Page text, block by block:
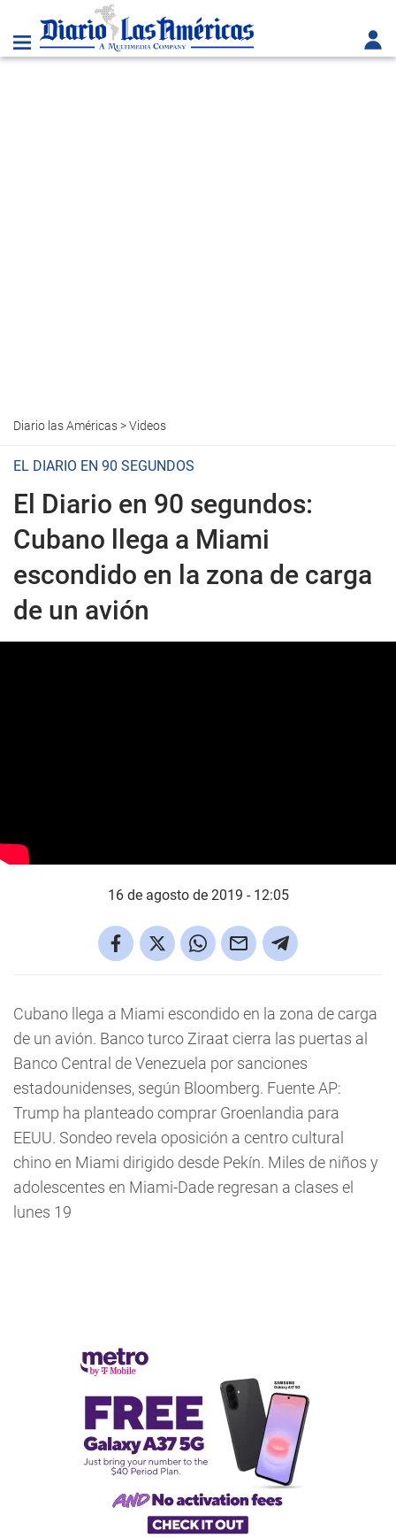
Diario las Américas>Videos
EL DIARIO EN 90 SEGUNDOS
El Diario en 90 segundos:
Cubano llega a Miami
escondido en la zona de carga
de un avión
16 de agosto de 2019 - 12:05
Cubano llega a Miami escondido en la zona de carga
de un avión. Banco turco Ziraat cierra las puertas al
Banco Central de Venezuela por sanciones
estadounidenses, según Bloomberg. Fuente AP:
Trump ha planteado comprar Groenlandia para
EEUU. Sondeo revela oposición a centro cultural
chino en Miami dirigido desde Pekín. Miles de niños y
adolescentes en Miami-Dade regresan a clases el
lunes 19